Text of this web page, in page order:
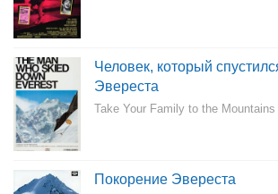
Человек, который
Эвереста
Take Your Family to the Mountains
Покорение Эвереста